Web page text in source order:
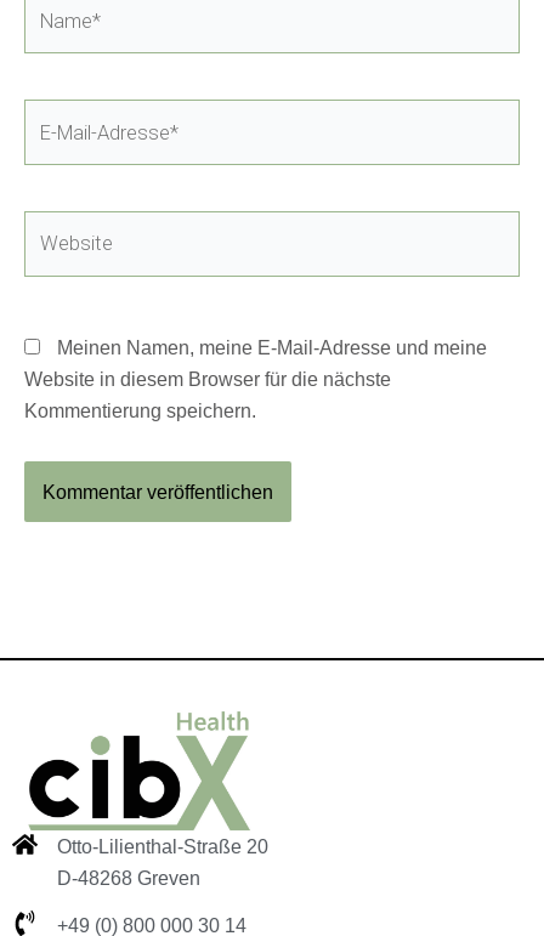
Mail-
Meinen Namen, meine E-Mail-Adresse und meine
Website in diesem Browser für die nächste
Kommentierung speichern.
Otto-Lilienthal-Straße 20
D-48268 Greven
+49 (0) 800 000 30 14